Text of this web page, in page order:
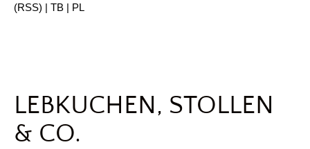
(RSS) | TB | PL
LEBKUCHEN, STOLLEN
& CO.